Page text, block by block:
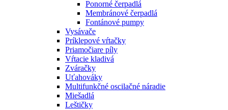
Ponorné čerpadlá
Membránové čerpadlá
Fontánové pumpy
Vysávače
Príklepové vŕtačky
Priamočiare píly
Vŕtacie kladivá
Zváračky
Uťahováky
Multifunkčné oscilačné náradie
Miešadlá
Leštičky